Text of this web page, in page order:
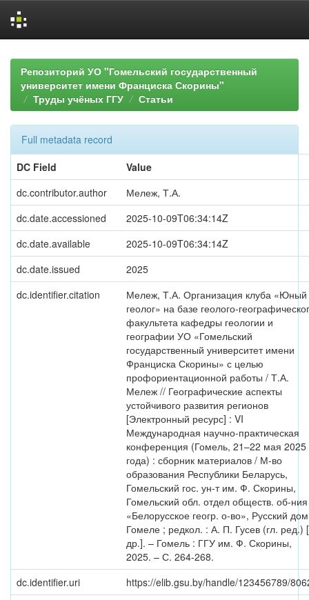
navigationРепозиторий УО "Гомельский государственный
университет имени Франциска Скорины"
Труды учёных ГГУ
Статьи
Full metadata record
DC Field
Value
dc.contributor.author
Мележ, Т.А.
dc.date.accessioned
2025-10-09T06:34:14Z
dc.date.available
2025-10-09T06:34:14Z
dc.date.issued
2025
dc.identifier.citation
Мележ, Т.А. Организация клуба «Юный
геолог» на базе геолого-
факультета кафедры геологии и
географии УО «Гомельский
государственный университет имени
Франциска Скорины» с целью
профориентационной работы / Т.А.
Мележ // Географические аспекты
устойчивого развития регионов
[Электронный ресурс] : VI
Международная научно-практическая
конференция (Гомель, 21–22 мая 2025
года) : сборник материалов / М-во
образования Республики Беларусь,
Гомельский гос. ун-т им. Ф. Скорины,
Гомельский обл. отдел обществ. об-ния
«Белорусское геогр. о-во», Русский
Гомеле ; редкол. : А. П. Гусев (гл. ред.)
др.]. – Гомель : ГГУ им. Ф. Скорины,
2025. – С. 264-268.
dc.identifier.uri
https://elib.gsu.by/handle/123456789/